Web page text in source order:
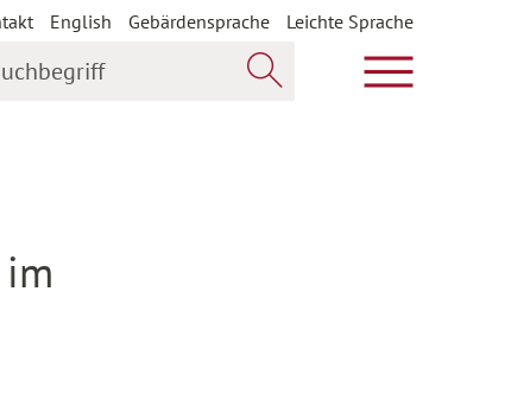
English Gebärdensprache
Leichte Sprache
Hauptmenü